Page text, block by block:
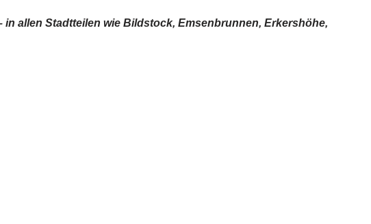
allen Stadtteilen wie Bildstock, Emsenbrunnen, Erkershöhe,